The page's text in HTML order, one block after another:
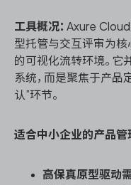
工具概况： Axure Cloud
型托管与交互评审为核
的可视化流转环境。它
系统，而是聚焦于产品
认”环节。
适合中小企业的产品管
高保真原型驱动需